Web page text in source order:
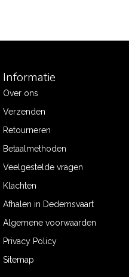
Informatie
Over ons
Verzenden
Retourneren
Betaalmethoden
Veelgestelde vragen
Klachten
Afhalen in Dedemsvaart
Algemene voorwaarden
Privacy Policy
Sitemap